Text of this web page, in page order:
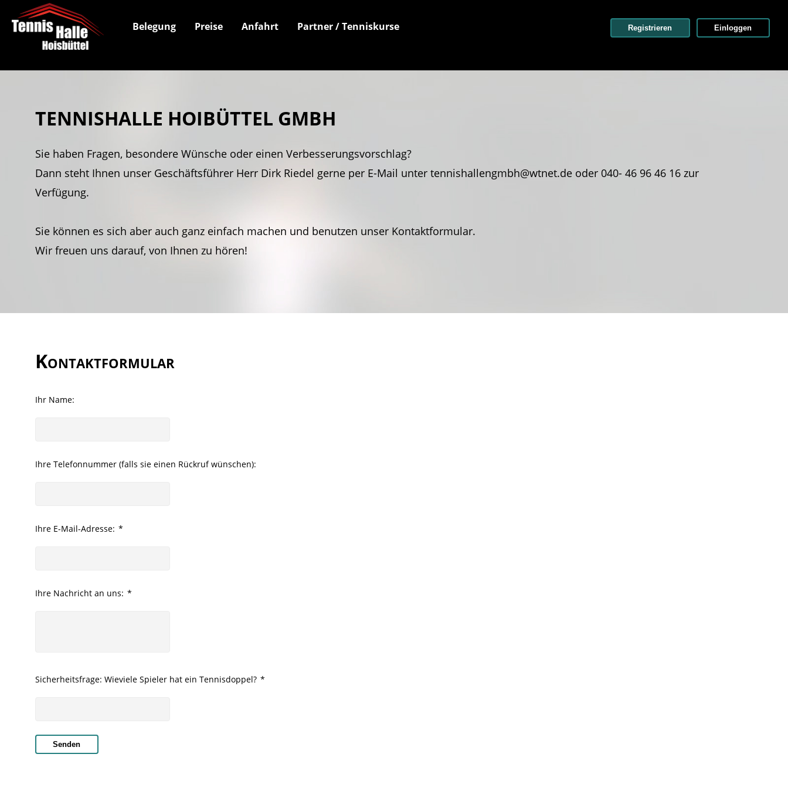
Belegung Preise Anfahrt Partner / Tenniskurse Registrieren Einloggen
TENNISHALLE HOIBÜTTEL GMBH
Sie haben Fragen, besondere Wünsche oder einen Verbesserungsvorschlag?
Dann steht Ihnen unser Geschäftsführer Herr Dirk Riedel gerne per E-Mail unter tennishallengmbh@wtnet.de oder 040- 46 96 46 16 zur
Verfügung.
Sie können es sich aber auch ganz einfach machen und benutzen unser Kontaktformular.
Wir freuen uns darauf, von Ihnen zu hören!
Kontaktformular
Ihr Name:
Ihre Telefonnummer (falls sie einen Rückruf wünschen):
Ihre E-Mail-Adresse: *
Ihre Nachricht an uns: *
Sicherheitsfrage: Wieviele Spieler hat ein Tennisdoppel? *
Senden